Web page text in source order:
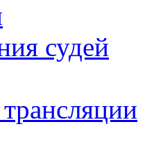
судей